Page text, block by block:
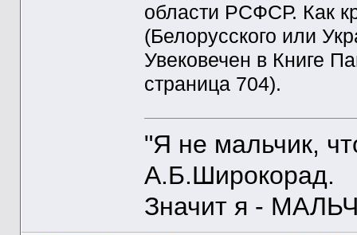
области РСФСР. Как
(Белорусского или
Увековечен в Книге
страница 704).
"Я не мальчик,
А.Б.Широкорад.
Значит я -